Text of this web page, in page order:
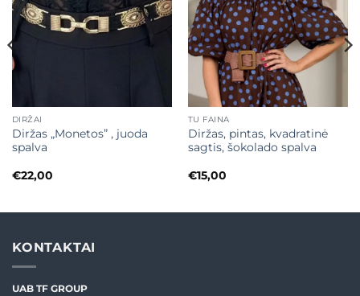
DIRŽAI
Diržas „Monetos” , juoda
spalva
€22,00
TU FAINA
Diržas, pintas, kvadratinė
sagtis, šokolado spalva
€15,00
KONTAKTAI
UAB TF GROUP